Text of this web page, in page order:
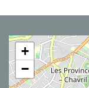
+
−